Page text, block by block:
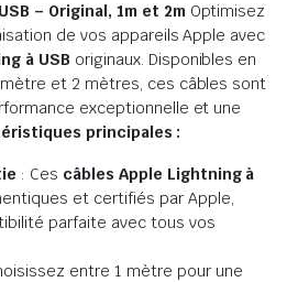
– Original, 1m et 2m Optimisez
de vos appareils Apple avec
à USB originaux. Disponibles en
et 2 mètres, ces câbles sont
exceptionnelle et une
principales :
: Ces câbles Apple Lightning à
et certifiés par Apple,
parfaite avec tous vos
entre 1 mètre pour une